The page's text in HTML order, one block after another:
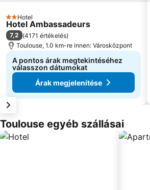
2 Kategória
Hotel
Hotel Ambassadeurs
7,2 (4171 értékelés)
Toulouse, 1.0 km-re innen: Városközpont
A pontos árak megtekintéséhez
válasszon dátumokat
Árak megjelenítése
Toulouse egyéb szállásai